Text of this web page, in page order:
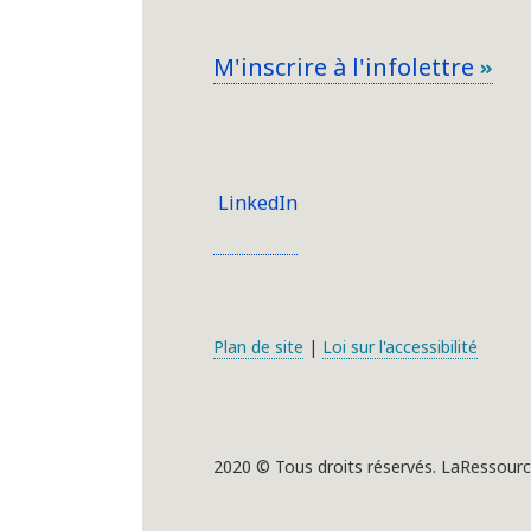
M'inscrire à l'infolettre
LinkedIn
Plan de site | Loi sur l'accessibilité
2020 © Tous droits réservés.